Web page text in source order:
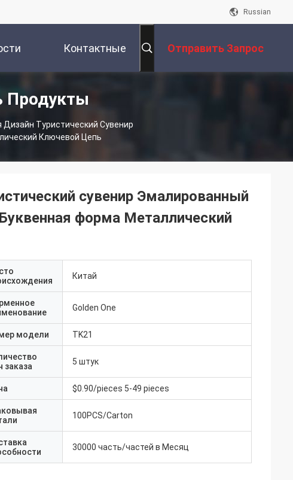
Russian
Контактные
Данные
Отправить Запрос
Продукты
Туристический Сувенир
Ключевой Цепь
сувенир Эмалированный
форма Металлический
Китай
Golden One
модели TK21
заказа
5 штук
$0.90/pieces 5-49 pieces
100PCS/Carton
30000 часть/частей в Месяц